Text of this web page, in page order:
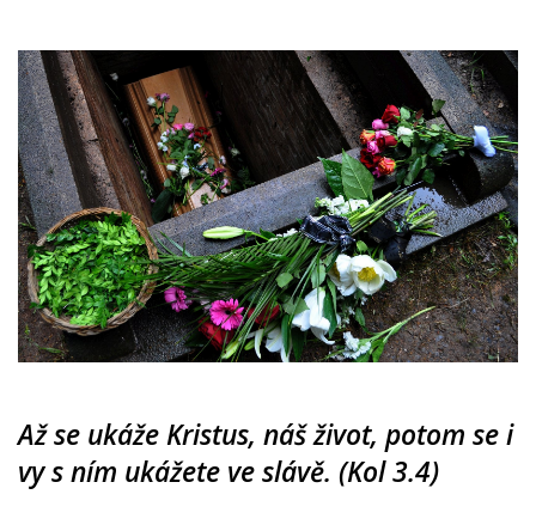
Až se ukáže Kristus, náš život, potom se i
vy s ním ukážete ve slávě. (Kol 3.4)